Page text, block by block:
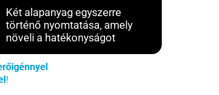
Két alapanyag egyszerre
történő nyomtatása, amely
növeli a hatékonyságot
!